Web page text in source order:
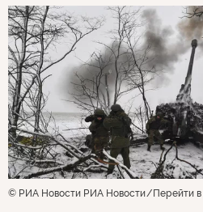
© РИА Новости РИА Новости Перейти